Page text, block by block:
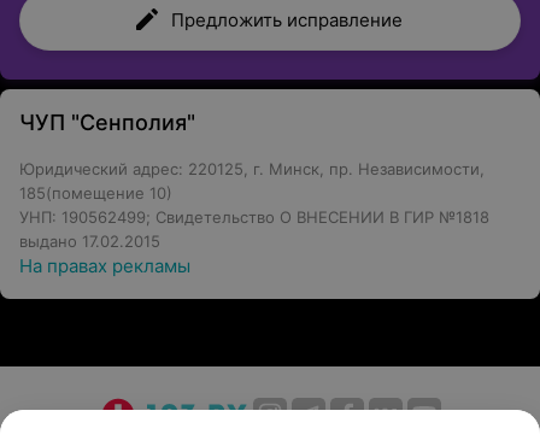
Предложить исправление
ЧУП "Сенполия"
Юридический адрес: 220125, г. Минск, пр. Независимости,
185(помещение 10)
УНП: 190562499; Свидетельство О ВНЕСЕНИИ В ГИР №1818
выдано 17.02.2015
На правах рекламы